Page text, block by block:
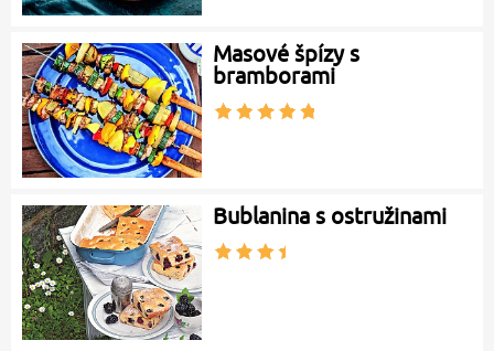
Masové špízy s
bramborami
Bublanina s ostružinami